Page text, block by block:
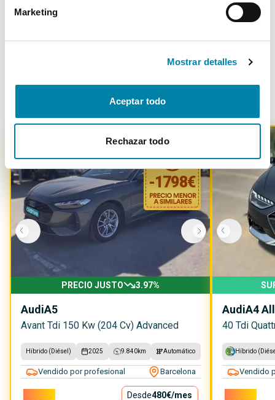
Marketing
Mostrar detalles
Aceptar todo
Rechazar todo
Más de 3.500 clientes satisfechos
Otros coches parecidos
-1798€
PRECIO JUSTO 3.97%
AudiA5
Avant Tdi 150 Kw (204 Cv) Advanced
Híbrido (Diésel) 2025 9.840km Automático
Vendido por profesional Barcelona
Desde480€/mes
AudiA4
40 Tdi
Híbrido
Vendido